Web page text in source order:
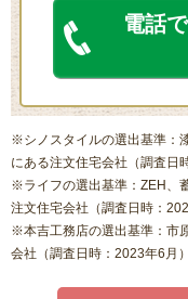
電話
※シノスタイルの選出基準：
にある注文住宅会社（調査日
※ライフの選出基準：ZEH、
注文住宅会社（調査日時：
※本吉工務店の選出基準：市
会社（調査日時：2023年6月）